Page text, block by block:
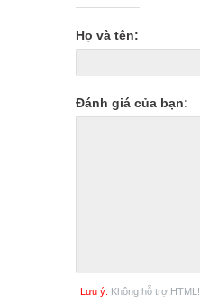
Họ và tên:
Đánh giá của bạn:
Lưu ý: Không hỗ trợ HTML!